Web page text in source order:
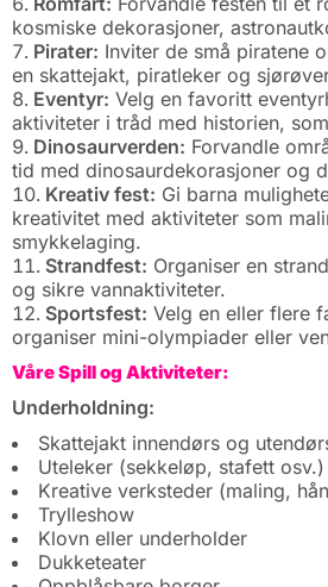
kosmiske dekorasjoner,
Pirater: Inviter de små piratene
en skattejakt, piratleker og
Eventyr: Velg en favoritt
aktiviteter i tråd med historien,
Dinosaurverden: Forvandle
tid med dinosaurdekorasjoner og
Kreativ fest: Gi barna
kreativitet med aktiviteter som
smykkelaging.
Strandfest: Organiser en
og sikre vannaktiviteter.
Sportsfest: Velg en eller flere
organiser mini-olympiader eller
Våre Spill og Aktiviteter:
Underholdning:
Skattejakt innendørs og
Uteleker (sekkeløp, stafett osv.)
Kreative verksteder (maling,
Trylleshow
Klovn eller underholder
Dukketeater